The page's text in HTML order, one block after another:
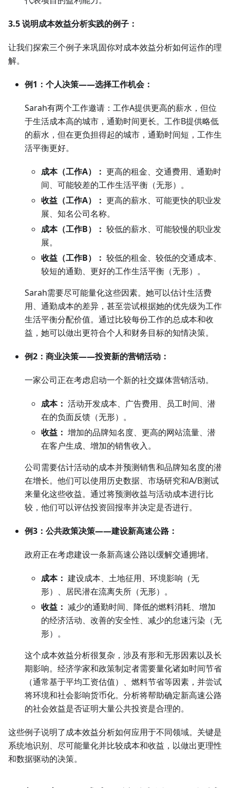
3.5 说明成本效益分析实践的例子：
让我们探索三个例子来巩固你对成本效益分析如何运作的理
解。
例1：个人决策——选择工作机会：
Sarah有两个工作邀请：工作A提供更高的薪水，但位
于生活成本高的城市，通勤时间更长。工作B提供略低
的薪水，但在更负担得起的城市，通勤时间短，工作生
活平衡更好。
成本（工作A）： 更高的租金、交通费用、通勤时
间、可能较差的工作生活平衡（无形）。
收益（工作A）： 更高的薪水、可能更快的职业发
展、知名公司名称。
成本（工作B）： 较低的薪水、可能较慢的职业发
展。
收益（工作B）： 较低的租金、较低的交通成本、
较短的通勤、更好的工作生活平衡（无形）。
Sarah需要尽可能量化这些因素。她可以估计生活费
用、通勤成本的差异，甚至尝试根据她的优先级为工作
生活平衡分配价值。通过比较每份工作的总成本和收
益，她可以做出更符合个人和财务目标的知情决策。
例2：商业决策——投资新的营销活动：
一家公司正在考虑启动一个新的社交媒体营销活动。
成本： 活动开发成本、广告费用、员工时间、潜
在的负面反馈（无形）。
收益： 增加的品牌知名度、更高的网站流量、潜
在客户生成、增加的销售收入。
公司需要估计活动的成本并预测销售和品牌知名度的潜
在增长。他们可以使用历史数据、市场研究和A/B测试
来量化这些收益。通过将预测收益与活动成本进行比
较，他们可以评估投资回报率并决定是否进行。
例3：公共政策决策——建设新高速公路：
政府正在考虑建设一条新高速公路以缓解交通拥堵。
成本： 建设成本、土地征用、环境影响（无
形）、居民潜在流离失所（无形）。
收益： 减少的通勤时间、降低的燃料消耗、增加
的经济活动、改善的安全性、减少的怠速污染（无
形）。
这个成本效益分析很复杂，涉及有形和无形因素以及长
期影响。经济学家和政策制定者需要量化诸如时间节省
（通常基于平均工资估值）、燃料节省等因素，并尝试
将环境和社会影响货币化。分析将帮助确定新高速公路
的社会效益是否证明大量公共投资是合理的。
这些例子说明了成本效益分析如何应用于不同领域。关键是
系统地识别、尽可能量化并比较成本和收益，以做出更理性
和数据驱动的决策。